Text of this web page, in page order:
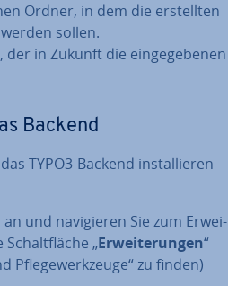
Ordner, in dem die er­stell­ten
sollen.
der in Zukunft die ein­ge­ge­be­nen
Backend
TYPO3-Backend in­stal­lie­ren
an und na­vi­gie­ren Sie zum Er­wei­
„Er­wei­te­run­gen“
Pfle­ge­werk­zeu­ge“ zu finden)